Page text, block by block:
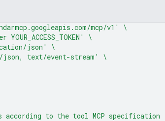
mcp/v1'
\
\
json'
\
text/event-stream'
\
according to the tool MCP specification